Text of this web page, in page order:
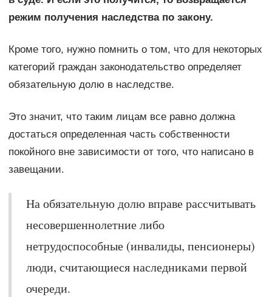
режим получения наследства по закону.
Кроме того, нужно помнить о том, что для некоторых
категорий граждан законодательство определяет
обязательную долю в наследстве.
Это значит, что таким лицам все равно должна
достаться определенная часть собственности
покойного вне зависимости от того, что написано в
завещании.
На обязательную долю вправе рассчитывать
несовершеннолетние либо
нетрудоспособные (инвалиды, пенсионеры)
люди, считающиеся наследниками первой
очереди.